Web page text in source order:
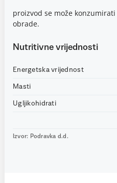
proizvod se može
obrade.
Nutritivne vrijednosti
Energetska vrijednost
Masti
Ugljikohidrati
Izvor: Podravka d.d.